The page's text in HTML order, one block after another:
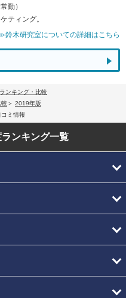
勤）
ティング。
鈴木研究室についての詳細はこちら
ンキング・比較
2019年版
ミ情報
ランキング一覧